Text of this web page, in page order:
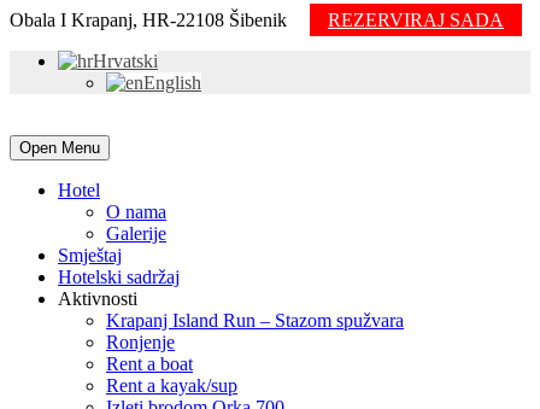
Obala I Krapanj, HR-22108 Šibenik
REZERVIRAJ SADA
Hrvatski
English
Open Menu
Hotel
O nama
Galerije
Smještaj
Hotelski sadržaj
Aktivnosti
Krapanj Island Run – Stazom spužvara
Ronjenje
Rent a boat
Rent a kayak/sup